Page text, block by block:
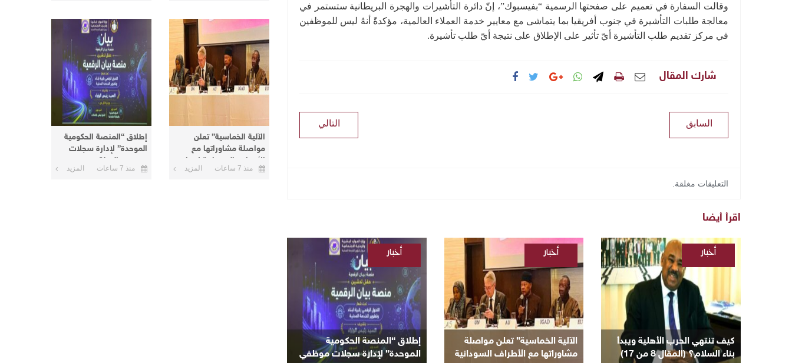
وقالت السفارة في تعميم على صفحتها الرسمية “بفيسبوك”، إنّ دائرة التأشيرات والهجرة البريطانية ستستمر في
معالجة طلبات التأشيرة في جنوب أفريقيا بما يتماشى مع معايير خدمة العملاء العالمية، مؤكدةً أنهُ ليس للموظفين
في مركز تقديم طلب التأشيرة أيّ تأثير على الإطلاق على نتيجة أيّ طلب تأشيرة.
شارك المقال
التالي السابق
التعليقات مغلقة.
اقرأ أيضا
كيف تنتهي الحرب الأهلية ويبدأ
بناء السلام؟ (المقال 8 من 17)
أخبار
السودانية
/
مقالات
الآلية الخماسية” تعلن مواصلة
مشاوراتها مع الأطراف السودانية
أخبار
/
السودانية
إطلاق “المنصة الحكومية
الموحدة” لإدارة سجلات موظفي
أخبار
السودانية
الآلية الخماسية” تعلن
مواصلة مشاوراتها مع
الأطراف السودانية لإنهاء
الأزمة الحالية
منذ 7 ساعات المزيد
إطلاق “المنصة الحكومية
الموحدة” لإدارة سجلات
موظفي الدولة
منذ 7 ساعات المزيد